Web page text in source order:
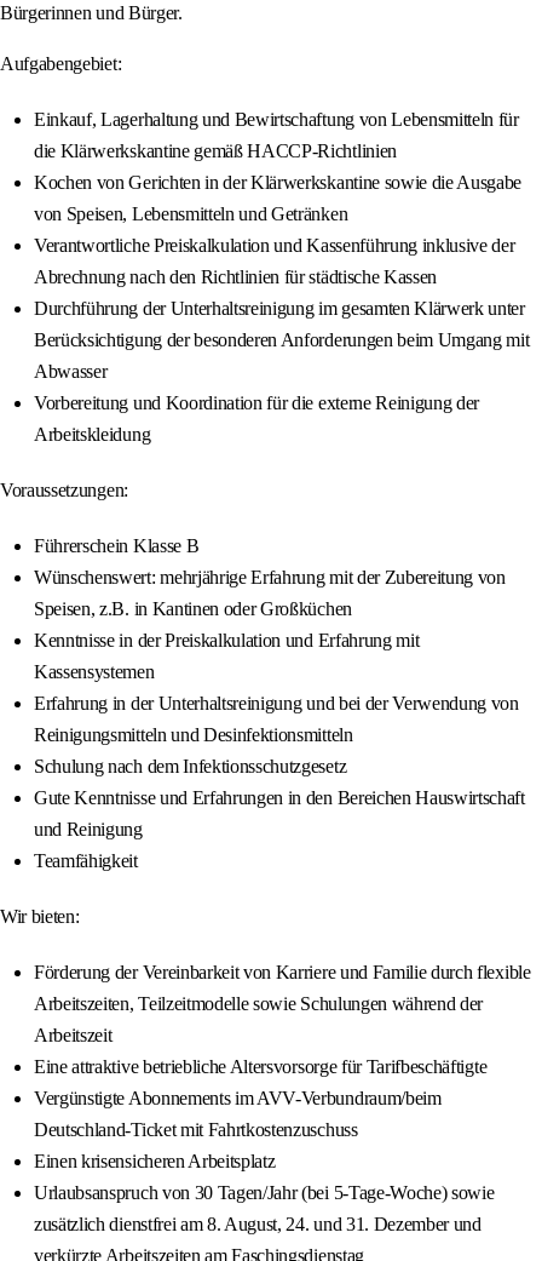
Bürgerinnen und Bürger.
Aufgabengebiet:
Einkauf, Lagerhaltung und Bewirtschaftung von Lebensmitteln für
die Klärwerkskantine gemäß HACCP-Richtlinien
Kochen von Gerichten in der Klärwerkskantine sowie die Ausgabe
von Speisen, Lebensmitteln und Getränken
Verantwortliche Preiskalkulation und Kassenführung inklusive der
Abrechnung nach den Richtlinien für städtische Kassen
Durchführung der Unterhaltsreinigung im gesamten Klärwerk unter
Berücksichtigung der besonderen Anforderungen beim Umgang mit
Abwasser
Vorbereitung und Koordination für die externe Reinigung der
Arbeitskleidung
Voraussetzungen:
Führerschein Klasse B
Wünschenswert: mehrjährige Erfahrung mit der Zubereitung von
Speisen, z.B. in Kantinen oder Großküchen
Kenntnisse in der Preiskalkulation und Erfahrung mit
Kassensystemen
Erfahrung in der Unterhaltsreinigung und bei der Verwendung von
Reinigungsmitteln und Desinfektionsmitteln
Schulung nach dem Infektionsschutzgesetz
Gute Kenntnisse und Erfahrungen in den Bereichen Hauswirtschaft
und Reinigung
Teamfähigkeit
Wir bieten:
Förderung der Vereinbarkeit von Karriere und Familie durch flexible
Arbeitszeiten, Teilzeitmodelle sowie Schulungen während der
Arbeitszeit
Eine attraktive betriebliche Altersvorsorge für Tarifbeschäftigte
Vergünstigte Abonnements im AVV-Verbundraum/beim
Deutschland-Ticket mit Fahrtkostenzuschuss
Einen krisensicheren Arbeitsplatz
Urlaubsanspruch von 30 Tagen/Jahr (bei 5-Tage-Woche) sowie
zusätzlich dienstfrei am 8. August, 24. und 31. Dezember und
verkürzte Arbeitszeiten am Faschingsdienstag